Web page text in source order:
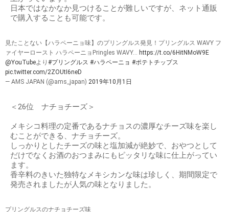
日本ではなかなか見つけることが難しいですが、ネット通販
で購入することも可能です。
見たことない【ハラペーニョ味】のプリングルス発見！プリングルス WAVY フ
ァイヤーロースト ハラペーニョPringles WAVY... https://t.co/6HitNMoW9E
@YouTubeより #プリングルス #ハラペーニョ #ポテトチップス
pic.twitter.com/2ZOUtI6neD
— AMS JAPAN (@ams_japan) 2019年10月1日
＜26位 ナチョチーズ＞
メキシコ料理の定番であるナチョスの濃厚なチーズ味を楽し
むことができる、ナチョチーズ。
しっかりとしたチーズの味と塩加減が絶妙で、おやつとして
だけでなくお酒のおつまみにもピッタリな味に仕上がってい
ます。
香辛料のきいた独特なメキシカンな味は珍しく、期間限定で
発売されましたが人気の味となりました。
プリングルスのナチョチーズ味